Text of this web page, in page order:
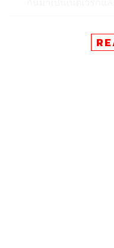
เมื่อรู้ว่าเดือนนี้คือเดือนแ
การสรุปภาพรวมของ 10